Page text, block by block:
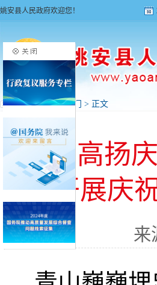
姚安县人民政府欢迎您！
首页>新闻>部门 > 正文
党旗高扬
开展庆
来